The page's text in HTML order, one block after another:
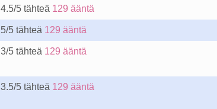
4.5/5 tähteä 129 ääntä
5/5 tähteä 129 ääntä
3/5 tähteä 129 ääntä
3.5/5 tähteä 129 ääntä